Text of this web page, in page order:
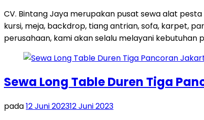
CV. Bintang Jaya merupakan pusat sewa alat
kursi, meja, backdrop, tiang antrian, sofa, karpet,
perusahaan, kami akan selalu melayani kebutuhan
Sewa Long Table Duren Tiga
pada12 Juni 202312 Juni 2023